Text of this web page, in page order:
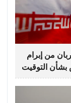
من إبرام
التوقيت